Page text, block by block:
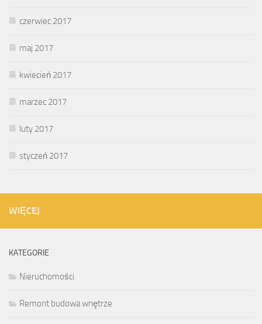
czerwiec 2017
maj 2017
kwiecień 2017
marzec 2017
luty 2017
styczeń 2017
WIĘCEJ
KATEGORIE
Nieruchomości
Remont budowa wnętrze